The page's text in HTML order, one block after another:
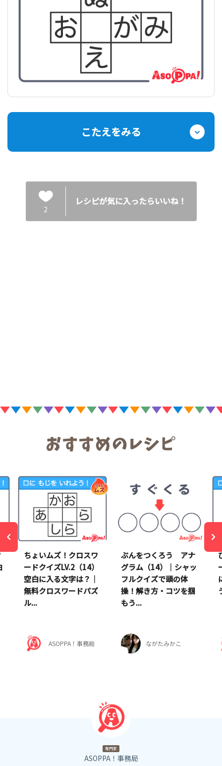
こたえをみる
2
レシピが気に入ったらいいね！
ちょいムズ！クロスワ
ードクイズLV.2（14）
空白に入る文字は？｜
無料クロスワードパズ
ル...
ASOPPA！事務局
ぶんをつくろう アナ
グラム（14）｜シャッ
フルクイズで頭の体
操！解き方・コツを掴
もう...
ながたみかこ
専門家
ASOPPA！事務局